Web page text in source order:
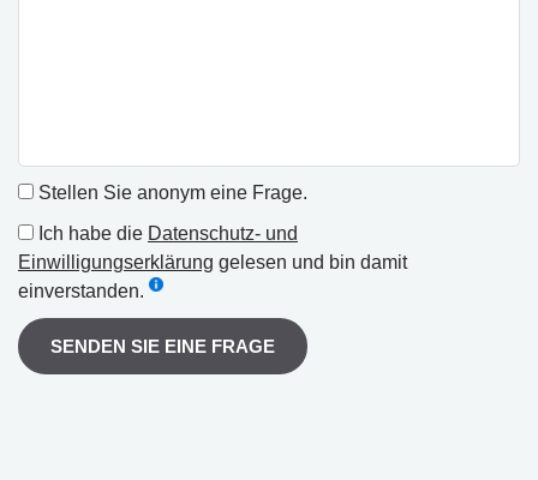
Stellen Sie anonym eine Frage.
Ich habe die Datenschutz- und
Einwilligungserklärung gelesen und bin damit
einverstanden.
SENDEN SIE EINE FRAGE